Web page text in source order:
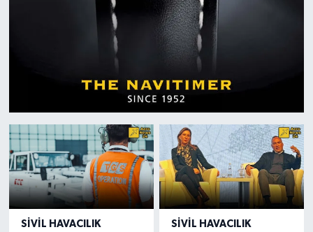
SIVIL HAVACILIK SIVIL HAVACILIK